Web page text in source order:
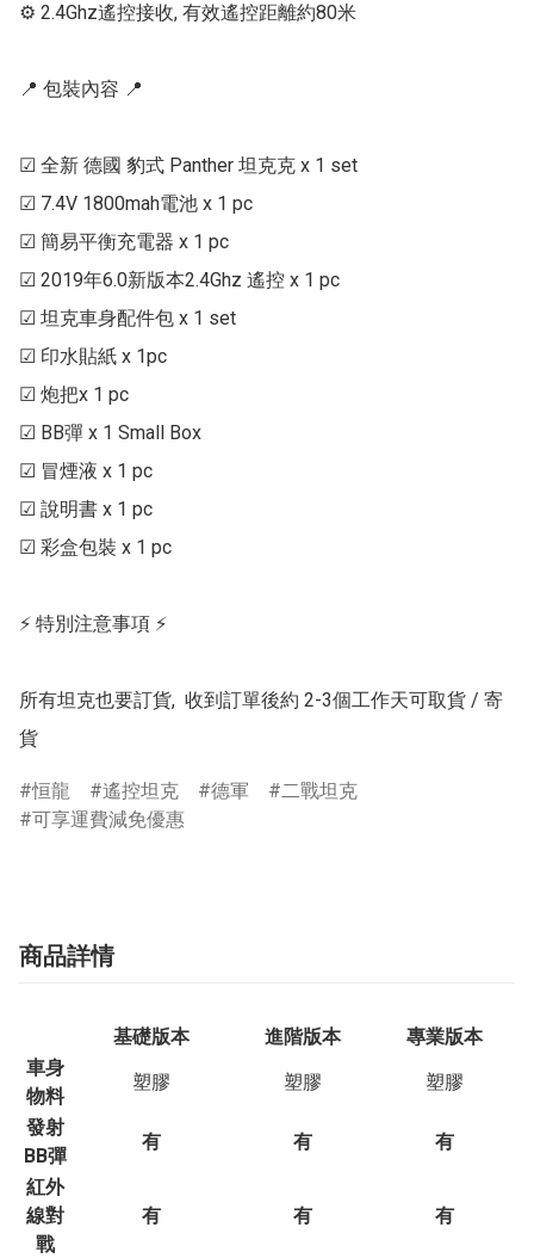
⚙ 2.4Ghz遙控接收, 有效遙控距離約80米
📍 包裝內容 📍
☑ 全新 德國 豹式 Panther 坦克克 x 1 set
☑ 7.4V 1800mah電池 x 1 pc
☑ 簡易平衡充電器 x 1 pc
☑ 2019年6.0新版本2.4Ghz 遙控 x 1 pc
☑ 坦克車身配件包 x 1 set
☑ 印水貼紙 x 1pc
☑ 炮把x 1 pc
☑ BB彈 x 1 Small Box
☑ 冒煙液 x 1 pc
☑ 說明書 x 1 pc
☑ 彩盒包裝 x 1 pc
⚡ 特別注意事項 ⚡
所有坦克也要訂貨,  收到訂單後約 2-3個工作天可取貨 / 寄
貨
恒龍 遙控坦克 德軍
二戰坦克
可享運費減免優惠
商品詳情
基礎版本 進階版本
專業版本
車身
物料
塑膠 塑膠
塑膠
發射
BB彈
有 有
有
紅外
線對
戰
有 有 有